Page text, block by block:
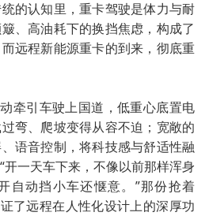
的认知里，重卡驾驶是体力与耐
、高油耗下的换挡焦虑，构成了
远程新能源重卡的到来，彻底重
牵引车驶上国道，低重心底置电
弯、爬坡变得从容不迫；宽敞的
语音控制，将科技感与舒适性融
一天车下来，不像以前那样浑身
自动挡小车还惬意。”那份抢着
了远程在人性化设计上的深厚功